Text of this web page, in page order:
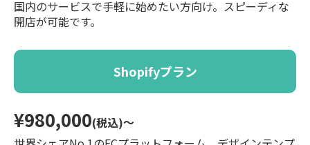
国内のサービスで手軽に始めたい方向け。スピーディな
開店が可能です。
Shopifyプラン
¥980,000(税込)〜